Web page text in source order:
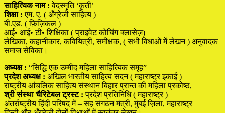
साहित्यिक नाम : वेदस्मृति ‘कृती’
शिक्षा : एम. ए. ( अँग्रेजी साहित्य )
बी.एड. ( फ़िज़िकल )
आई• आई• टी• शिक्षिका ( प्राइवेट कोचिंग क्लासेज़)
लेखिका, कहानीकार, कवियित्री, समीक्षक, ( सभी विधाओं में लेखन ) अनुवादक
समाज सेविका।
अध्यक्ष : “सिद्धि एक उम्मीद महिला साहित्यिक समूह”
प्रदेश अध्यक्ष : अखिल भारतीय साहित्य सदन ( महाराष्ट्र इकाई )
राष्ट्रीय आंचलिक साहित्य संस्थान बिहार प्रान्त की महिला प्रकोष्ठ,
श्री संस्था चैरिटेबल ट्रस्ट : प्रदेश प्रतिनिधि ( महाराष्ट्र )
अंतर्राष्ट्रीय हिंदी परिषद में – सह संगठन मंत्री, मुंबई ज़िला, महाराष्ट्र